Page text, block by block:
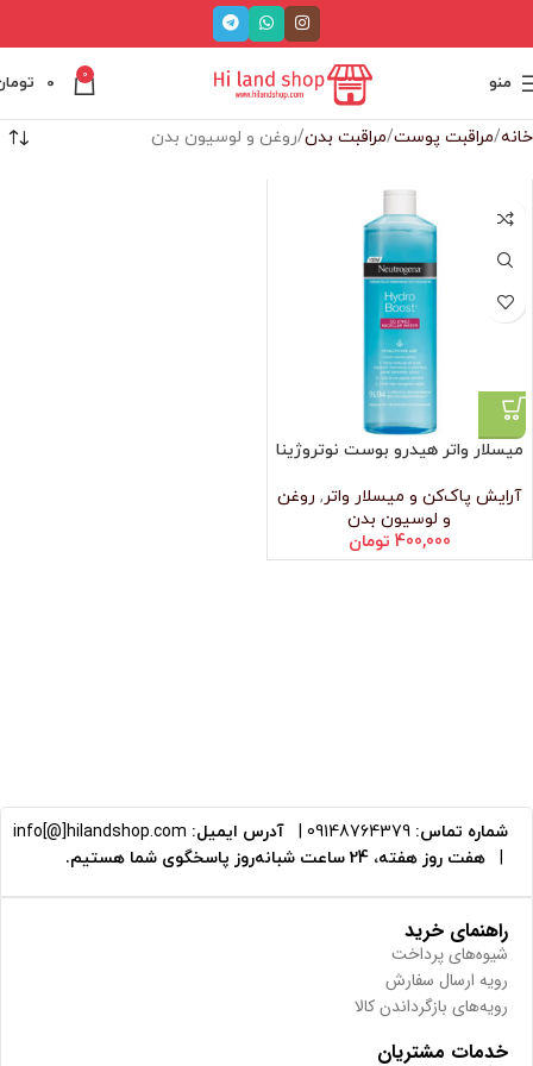
منو 0
0
خانه مراقبت پوست مراقبت بدن روغن و لوسیون بدن
میسلار واتر هیدرو بوست نوتروژینا
آرایش پاک‌کن و میسلار واتر , روغن
و لوسیون بدن
400,000 تومان
شماره تماس: 09148764379 آدرس ایمیل: info[@]hilandshop.com
هفت روز هفته، 24 ساعت شبانه‌روز پاسخگوی شما هستیم.
راهنمای خرید
شیوه‌های پرداخت
رویه ارسال سفارش
رویه‌های بازگرداندن کالا
خدمات مشتریان